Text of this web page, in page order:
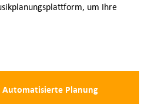
um Ihre
Automatisierte Planung